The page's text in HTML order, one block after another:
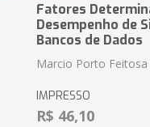
Fatores
Desempenho de
Bancos de Dados
Marcio Porto Feitosa
IMPRESSO
R$ 46,10